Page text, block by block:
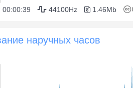
00:00:39 44100Hz 1.46Mb
наручных часов